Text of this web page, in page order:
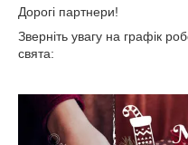
Дорогі партнери!
Зверніть увагу на графік
свята: